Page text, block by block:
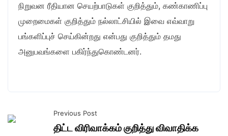
நிறுவன ரீதியான செயற்பாடுகள் குறித்தும், கண்காணிப்பு
முறைமைகள் குறித்தும் நல்லாட்சியில் இவை எவ்வாறு
பங்களிப்புச் செய்கின்றது என்பது குறித்தும் தமது
அனுபவங்களை பகிர்ந்துகொண்டனர்.
Previous Post
திட்ட விரிவாக்கம் குறித்து விவாதிக்க